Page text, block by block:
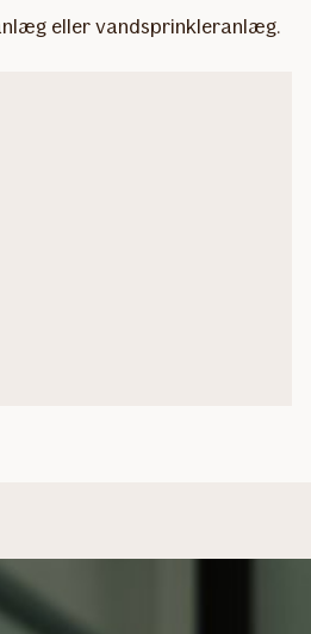
eller vandsprinkleranlæg.